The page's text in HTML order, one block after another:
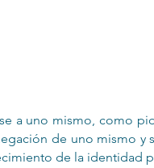
a uno mismo, como
de uno mismo
de la identidad